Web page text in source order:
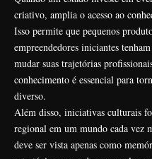
criativo, amplia o acesso ao
Isso permite que pequenos
empreendedores iniciantes
mudar suas trajetórias
conhecimento é essencial para
diverso.
Além disso, iniciativas culturais
regional em um mundo cada vez
deve ser vista apenas como